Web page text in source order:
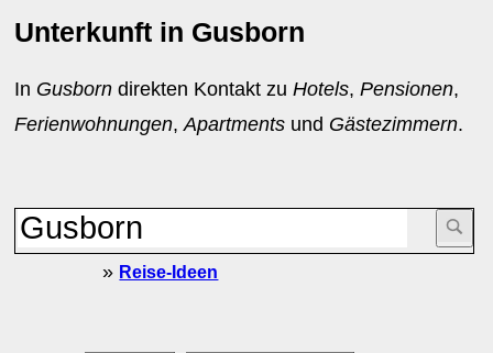
Unterkunft in Gusborn
In Gusborn direkten Kontakt zuHotels,Pensionen,
Ferienwohnungen,Apartments und Gästezimmern.
» Reise-Ideen